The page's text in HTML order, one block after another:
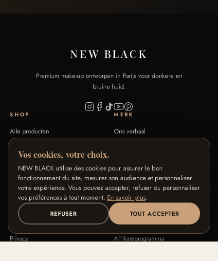
NEW BLACK
Premium make-up ontworpen in Parijs voor donkere en
bruine huid.
SHOP
Alle producten
Signature Collecties
Tintengids
FAQ
MERK
Ons verhaal
Contact
HULP
Retouren & terugbetaling
Algemene voorwaarden
Privacy
ONZE PROGRAMMA'S
Loyaliteitsprogramma
Ambassadeursprogramma
Affiliateprogramma
Vos cookies, votre choix.
NEW BLACK utilise des cookies pour assurer le bon
fonctionnement du site, mesurer son audience et personnaliser
votre expérience. Vous pouvez accepter, refuser ou personnaliser
vos préférences à tout moment. En savoir plus.
REFUSER TOUT ACCEPTER